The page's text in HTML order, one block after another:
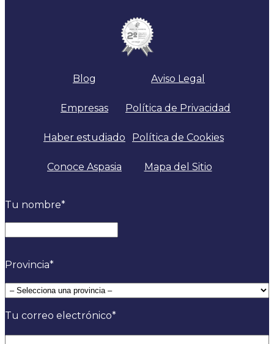
Blog
Empresas
Haber estudiado
Conoce Aspasia
Aviso Legal
Política de Privacidad
Política de Cookies
Mapa del Sitio
Tu nombre*
Provincia*
Tu correo electrónico*